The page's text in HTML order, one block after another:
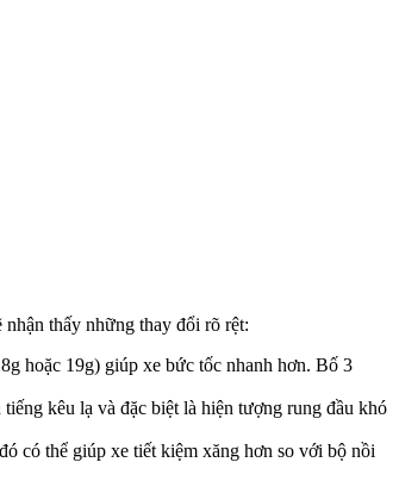
nhận thấy những thay đổi rõ rệt:
hoặc 19g) giúp xe bức tốc nhanh hơn. Bố 3
kêu lạ và đặc biệt là hiện tượng rung đầu khó
có thể giúp xe tiết kiệm xăng hơn so với bộ nồi